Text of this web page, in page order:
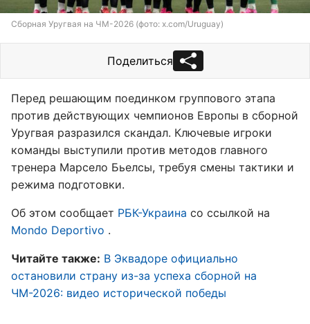
Сборная Уругвая на ЧМ-2026 (фото: x.com/Uruguay)
Поделиться
Перед решающим поединком группового этапа
против действующих чемпионов Европы в сборной
Уругвая разразился скандал. Ключевые игроки
команды выступили против методов главного
тренера Марсело Бьелсы, требуя смены тактики и
режима подготовки.
Об этом сообщает РБК-Украина со ссылкой на
Mondo Deportivo .
Читайте также: В Эквадоре официально
остановили страну из-за успеха сборной на
ЧМ-2026: видео исторической победы